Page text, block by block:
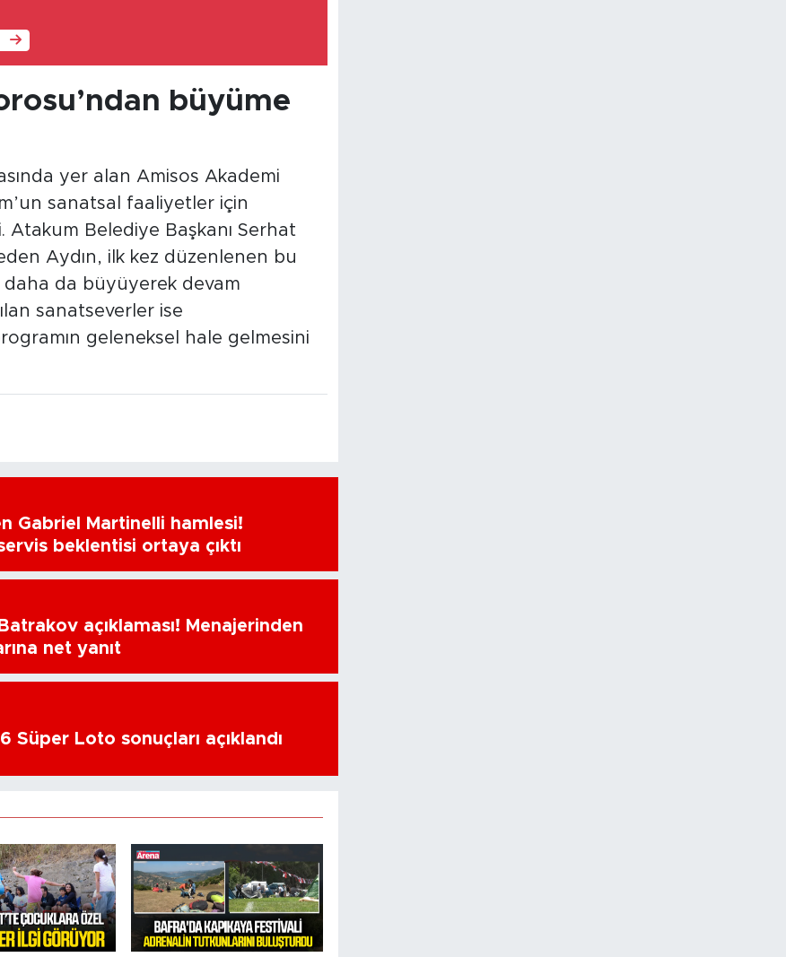
büyüme
yer alan Amisos Akademi
sanatsal faaliyetler için
Belediye Başkanı Serhat
Aydın, ilk kez düzenlenen bu
daha da büyüyerek devam
sanatseverler ise
geleneksel hale gelmesini
Gabriel Martinelli hamlesi!
beklentisi ortaya çıktı
açıklaması! Menajerinden
net yanıt
Süper Loto sonuçları açıklandı